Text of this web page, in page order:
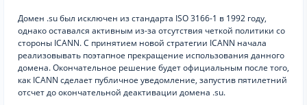
Домен .su был исключен из стандарта ISO 3166-1 в 1992 году,
однако оставался активным из-за отсутствия четкой политики со
стороны ICANN. С принятием новой стратегии ICANN начала
реализовывать поэтапное прекращение использования данного
домена. Окончательное решение будет официальным после того,
как ICANN сделает публичное уведомление, запустив пятилетний
отсчет до окончательной деактивации домена .su.